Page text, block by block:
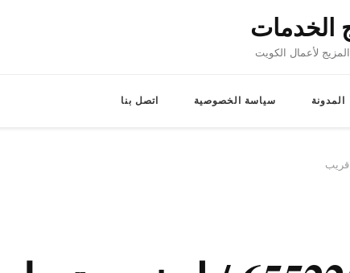
الخدمات
لأعمال الكويت
المدونة سياسة الخصوصية اتصل بنا